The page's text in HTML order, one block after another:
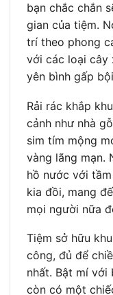
bạn chắc chắn
gian của tiệm.
trí theo phong
với các loại cây
yên bình gấp
Rải rác khắp
cảnh như nhà
sim tím mộng
vàng lãng mạn.
hồ nước với
kia đồi, mang
mọi người nữa
Tiệm sở hữu
công, đủ để
nhất. Bật mí với
còn có một